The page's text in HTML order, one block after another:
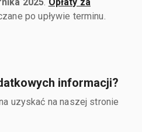
po upływie terminu.
informacji?
uzyskać na naszej stronie